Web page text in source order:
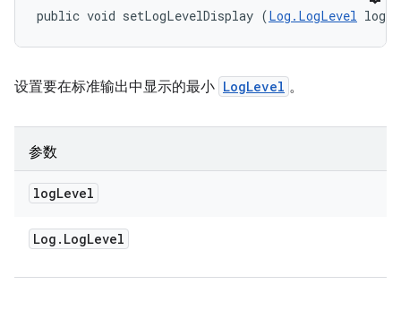
public void setLogLevelDisplay (Log.LogLevel
设置要在标准输出中显示的最小 LogLevel 。
参数
logLevel
Log . LogLevel